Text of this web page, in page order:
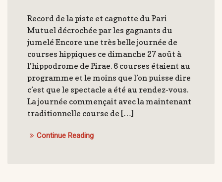
Record de la piste et cagnotte du Pari
Mutuel décrochée par les gagnants du
jumelé Encore une très belle journée de
courses hippiques ce dimanche 27 août à
l’hippodrome de Pirae. 6 courses étaient au
programme et le moins que l’on puisse dire
c’est que le spectacle a été au rendez-vous.
La journée commençait avec la maintenant
traditionnelle course de […]
Continue Reading